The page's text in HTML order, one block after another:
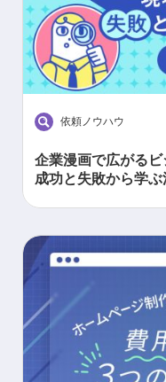
依頼ノウハウ
企業漫画で広がる
成功と失敗から学ぶ